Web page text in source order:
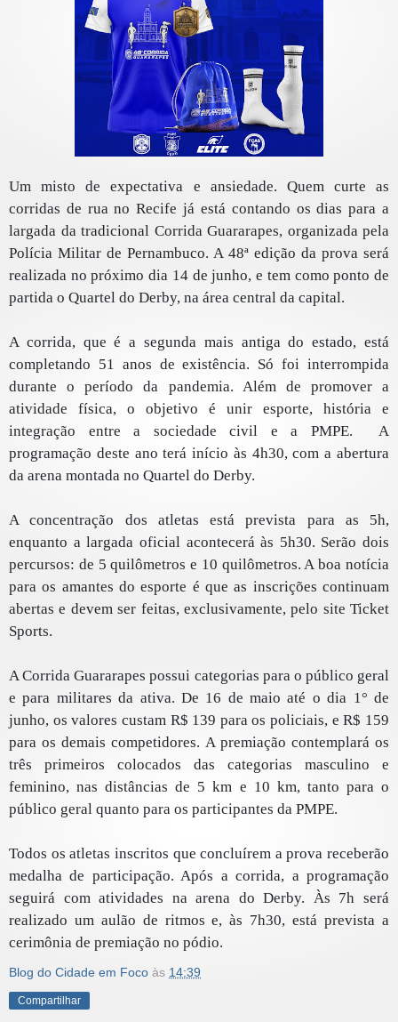
Um misto de expectativa e ansiedade. Quem curte as
corridas de rua no Recife já está contando os dias para a
largada da tradicional Corrida Guararapes, organizada pela
Polícia Militar de Pernambuco. A 48ª edição da prova será
realizada no próximo dia 14 de junho, e tem como ponto de
partida o Quartel do Derby, na área central da capital.
A corrida, que é a segunda mais antiga do estado, está
completando 51 anos de existência. Só foi interrompida
durante o período da pandemia. Além de promover a
atividade física, o objetivo é unir esporte, história e
integração entre a sociedade civil e a PMPE. A
programação deste ano terá início às 4h30, com a abertura
da arena montada no Quartel do Derby.
A concentração dos atletas está prevista para as 5h,
enquanto a largada oficial acontecerá às 5h30. Serão dois
percursos: de 5 quilômetros e 10 quilômetros. A boa notícia
para os amantes do esporte é que as inscrições continuam
abertas e devem ser feitas, exclusivamente, pelo site Ticket
Sports.
A Corrida Guararapes possui categorias para o público geral
e para militares da ativa. De 16 de maio até o dia 1° de
junho, os valores custam R$ 139 para os policiais, e R$ 159
para os demais competidores. A premiação contemplará os
três primeiros colocados das categorias masculino e
feminino, nas distâncias de 5 km e 10 km, tanto para o
público geral quanto para os participantes da PMPE.
Todos os atletas inscritos que concluírem a prova receberão
medalha de participação. Após a corrida, a programação
seguirá com atividades na arena do Derby. Às 7h será
realizado um aulão de ritmos e, às 7h30, está prevista a
cerimônia de premiação no pódio.
Blog do Cidade em Foco às 14:39
Compartilhar